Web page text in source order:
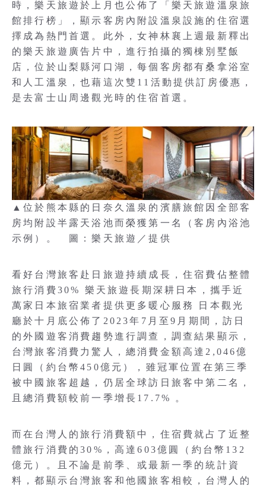
時，樂天旅遊於上月也公佈了「樂天旅遊溫泉旅
館排行榜」，顯示客房內附設溫泉設施的住宿選
擇成為熱門首選。此外，女神林襄上週最新釋出
的樂天旅遊廣告片中，進行拍攝的獨棟別墅飯
店，位於山梨縣河口湖，每個客房都有桑拿浴室
和人工溫泉，也藉這次雙11活動提供訂房優惠，
是去富士山周邊觀光時的住宿首選。
▲位於熊本縣的日奈久溫泉的濱膳旅館因全部客
房均附設半露天浴池而榮獲第一名（客房內浴池
示例）。 圖：樂天旅遊／提供
看好台灣旅客赴日旅遊持續成長，住宿費佔整體
旅行消費30% 樂天旅遊長期深耕日本，攜手近
萬家日本旅宿業者提供更多暖心服務 日本觀光
廳於十月底公佈了2023年7月至9月期間，訪日
的外國遊客消費趨勢進行調查，調查結果顯示，
台灣旅客消費力驚人，總消費金額高達2,046億
日圓（約台幣450億元），雖冠軍位置在第三季
被中國旅客超越，仍居全球訪日旅客中第二名，
且總消費額較前一季增長17.7% 。
而在台灣人的旅行消費額中，住宿費就占了近整
體旅行消費的30%，高達603億圓（約台幣132
億元）。且不論是前季、或最新一季的統計資
料，都顯示台灣旅客和他國旅客相較，台灣人的